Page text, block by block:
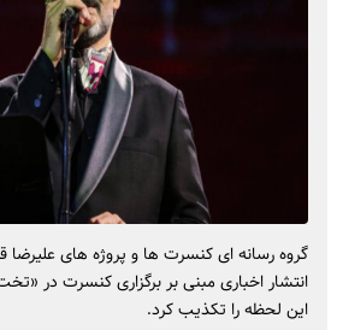
گروه رسانه ای کنسرت ها و پروژه های علیرضا
انتشار اخباری مبنی بر برگزاری کنسرت در
این لحظه را تکذیب کرد.